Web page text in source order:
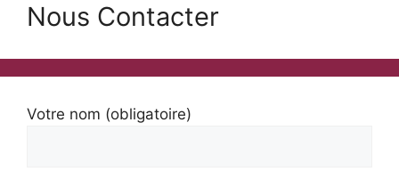
Nous Contacter
Votre nom (obligatoire)